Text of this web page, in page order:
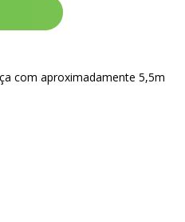
com aproximadamente 5,5m